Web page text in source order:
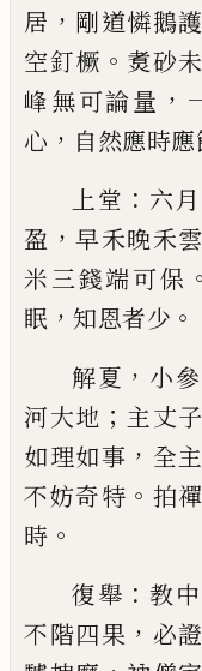
居 ， 剛道憐鵝
空釘橛 。 煑砂
峰無可論量 ，
心 ， 自然應時應
上堂 ： 六
盈 ，早禾晚禾雲
米三錢端可保 。
眠 ， 知恩者少 。
解夏 ， 小參
河大地 ； 主丈子
如理如事 ， 全
不妨奇特 。 拍
時 。
復舉 ：教
不階四果 ， 必